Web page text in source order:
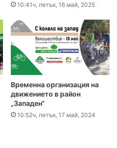
10:41ч, петък, 16 май, 2025
Временна организация на
движението в район
„Западен“
10:52ч, петък, 17 май, 2024